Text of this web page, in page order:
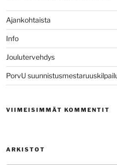
Ajankohtaista
Info
Joulutervehdys
PorvU
VIIMEISIMMÄT KOMMENTIT
ARKISTOT